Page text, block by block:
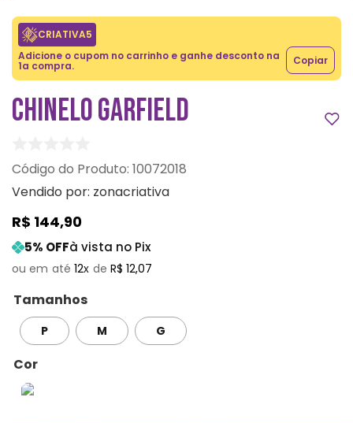
CRIATIVA5
Adicione o cupom no carrinho e ganhe desconto na
1a compra. Copiar
CHINELO GARFIELD
: 10072018
Vendido por: zonacriativa
R$ 144,90
5% OFFà vista no Pix
12 R$ 12,07
Tamanhos
P M G
Cor